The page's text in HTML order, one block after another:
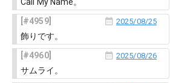
4959
2025/08/25
飾りです。
4960
2025/08/26
サムライ。